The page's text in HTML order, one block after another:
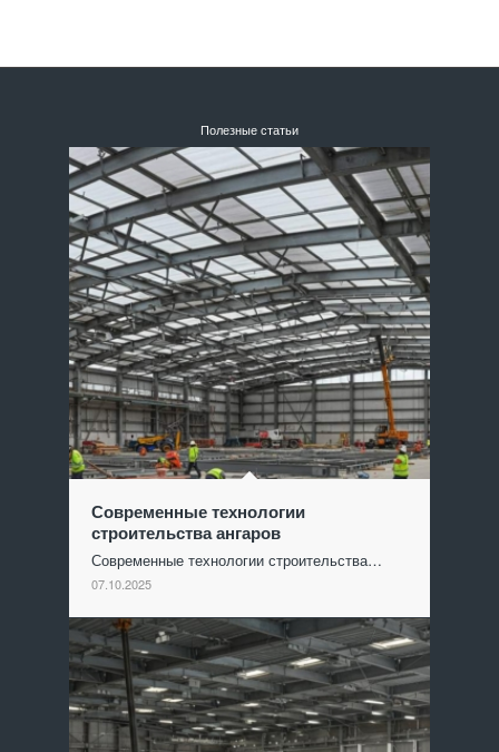
Полезные статьи
Современные технологии
строительства ангаров
Современные технологии строительства…
07.10.2025